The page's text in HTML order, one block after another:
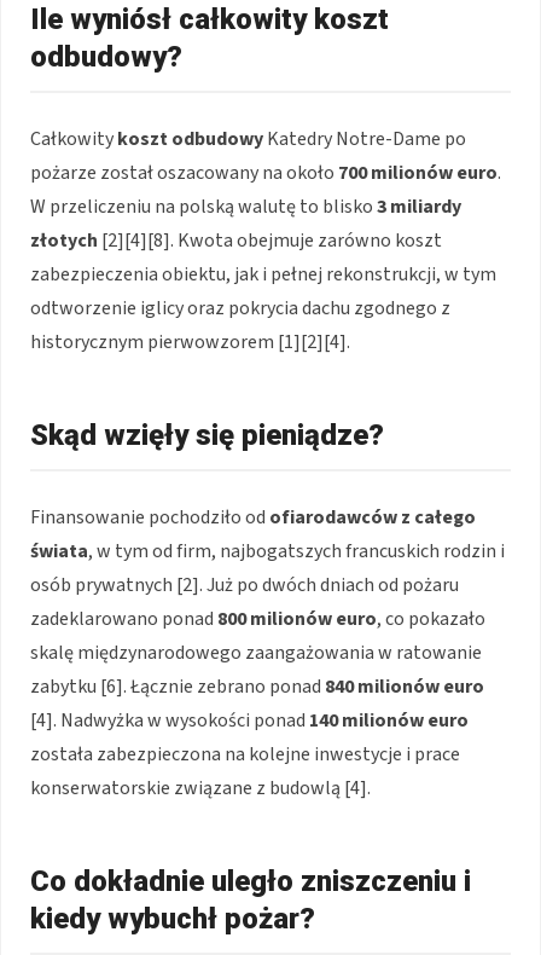
Ile wyniósł całkowity koszt
odbudowy?
Całkowitykoszt odbudowyKatedry Notre-Dame po
pożarze został oszacowany na około 700 milionów euro.
W przeliczeniu na polską walutę to blisko3 miliardy
złotych [2][4][8]. Kwota obejmuje zarówno koszt
zabezpieczenia obiektu, jak i pełnej rekonstrukcji, w tym
odtworzenie iglicy oraz pokrycia dachu zgodnego z
historycznym pierwowzorem [1][2][4].
Skąd wzięły się pieniądze?
Finansowanie pochodziło od ofiarodawców z całego
świata, w tym od firm, najbogatszych francuskich rodzin i
osób prywatnych [2]. Już po dwóch dniach od pożaru
zadeklarowano ponad 800 milionów euro, co pokazało
skalę międzynarodowego zaangażowania w ratowanie
zabytku [6]. Łącznie zebrano ponad 840 milionów euro
[4]. Nadwyżka w wysokości ponad 140 milionów euro
została zabezpieczona na kolejne inwestycje i prace
konserwatorskie związane z budowlą [4].
Co dokładnie uległo zniszczeniu i
kiedy wybuchł pożar?